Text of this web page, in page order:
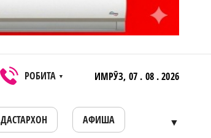
РОБИТА ▼ ИМРӮЗ, 07 . 08 . 2026
ДАСТАРХОН АФИША ▼